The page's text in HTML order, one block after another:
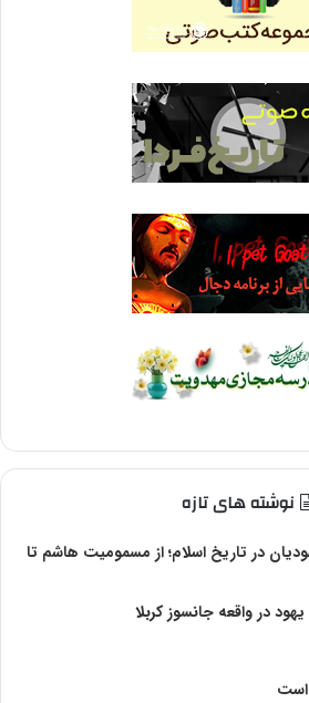
نوشته های تازه
در تاریخ اسلام؛ از مسمومیت هاشم تا
در واقعه جانسوز کربلا
است